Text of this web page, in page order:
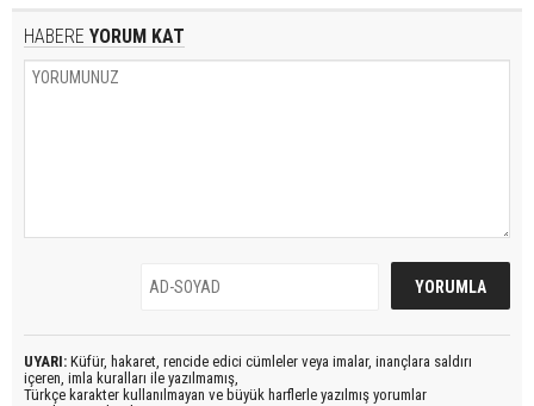
HABERE YORUM KAT
UYARI: Küfür, hakaret, rencide edici cümleler veya imalar, inançlara saldırı
içeren, imla kuralları ile yazılmamış,
Türkçe karakter kullanılmayan ve büyük harflerle yazılmış yorumlar